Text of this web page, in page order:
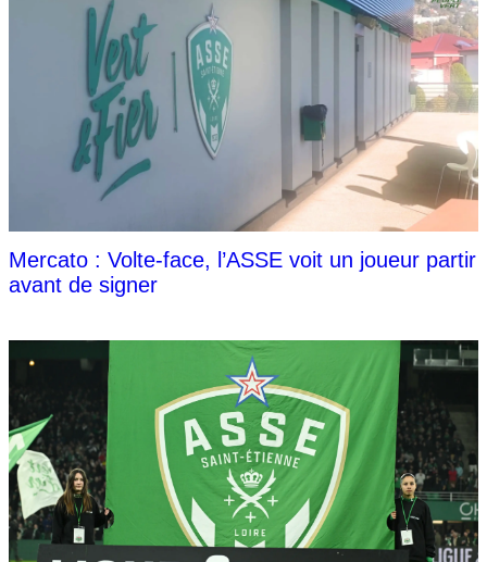
Mercato : Volte-face, l’ASSE voit un joueur partir
avant de signer